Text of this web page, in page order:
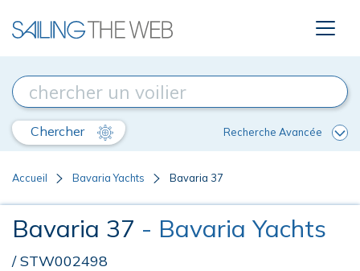
Chercher Recherche Avancée
Accueil Bavaria Yachts Bavaria 37
Bavaria 37 - Bavaria Yachts
/ STW002498